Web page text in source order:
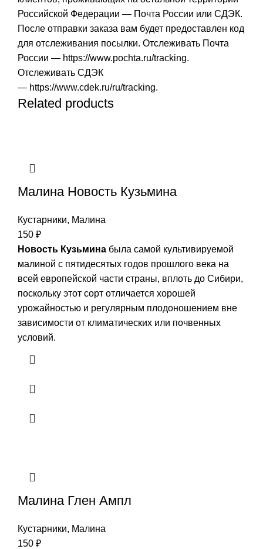
Российской Федерации — Почта России или СДЭК.
После отправки заказа вам будет предоставлен код
для отслеживания посылки. Отслеживать Почта
России — https://www.pochta.ru/tracking.
Отслеживать СДЭК
— https://www.cdek.ru/ru/tracking.
Related products
Малина Новость Кузьмина
Кустарники, Малина
150 ₽
Новость Кузьмина была самой культивируемой
малиной с пятидесятых годов прошлого века на
всей европейской части страны, вплоть до Сибири,
поскольку этот сорт отличается хорошей
урожайностью и регулярным плодоношением вне
зависимости от климатических или почвенных
условий.
Малина Глен Ампл
Кустарники, Малина
150 ₽